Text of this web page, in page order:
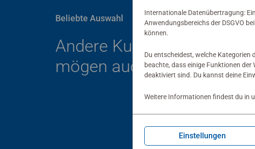
Beliebte Auswahl
Andere Kunden
mögen auch
Leo und der
Bilderbücher &
Internationale Datenübertragung:
Anwendungsbereichs der DSGVO
können.
Du entscheidest, welche
beachte, dass einige Funktionen
deaktiviert sind. Du kannst deine
Weitere Informationen findest du in
Einstellungen